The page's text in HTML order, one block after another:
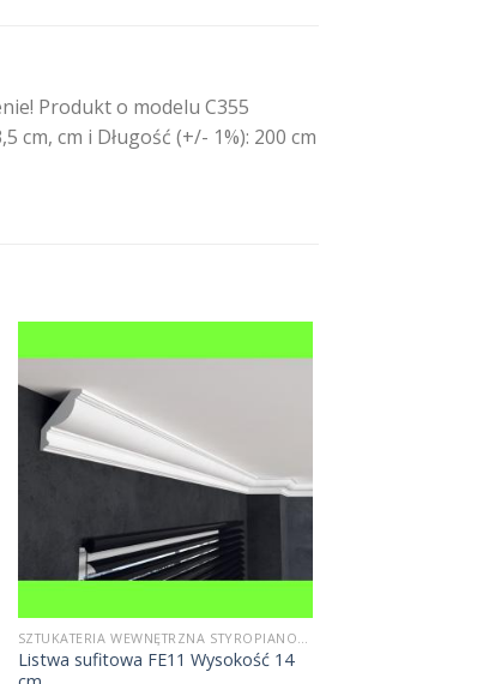
Produkt o modelu C355
cm, cm i Długość (+/- 1%): 200 cm
SZTUKATERIA WEWNĘTRZNA STYROPIANOWA
Listwa sufitowa FE11 Wysokość 14